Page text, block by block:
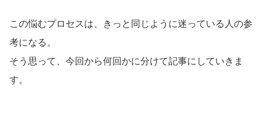
この悩むプロセスは、きっと同じように迷っている人の参
考になる。
そう思って、今回から何回かに分けて記事にしていきま
す。